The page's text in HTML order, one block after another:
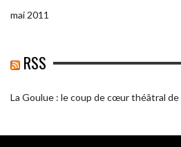
mai 2011
RSS
La Goulue : le coup de cœur théâtral de